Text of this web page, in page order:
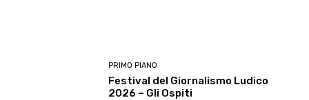
PRIMO PIANO
Festival del Giornalismo Ludico
2026 – Gli Ospiti